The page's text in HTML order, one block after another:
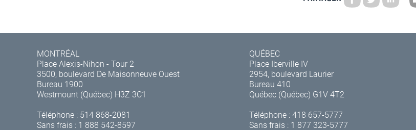
MONTRÉAL
Place Alexis-Nihon - Tour 2
3500, boulevard De Maisonneuve Ouest
Bureau 1900
Westmount (Québec) H3Z 3C1
Téléphone : 514 868-2081
Sans frais : 1 888 542-8597
QUÉBEC
Place Iberville IV
2954, boulevard Laurier
Bureau 410
Québec (Québec) G1V 4T2
Téléphone :418 657-5777
Sans frais : 1 877 323-5777